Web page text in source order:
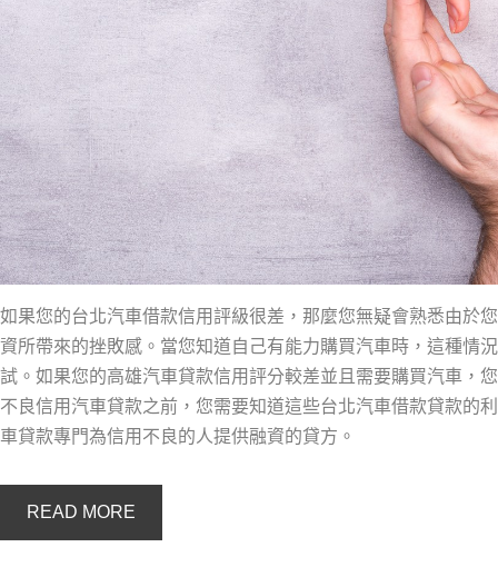
如果您的台北汽車借款信用評級很差，那麼您無疑會熟悉由於
資所帶來的挫敗感。當您知道自己有能力購買汽車時，這種情
試。如果您的高雄汽車貸款信用評分較差並且需要購買汽車，
不良信用汽車貸款之前，您需要知道這些台北汽車借款貸款的
車貸款專門為信用不良的人提供融資的貸方。
READ MORE